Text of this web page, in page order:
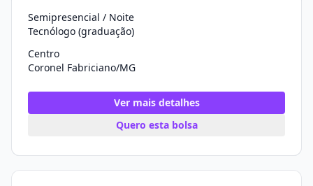
Semipresencial / Noite
Tecnólogo (graduação)
Centro
Coronel Fabriciano/MG
Ver mais detalhes
Quero esta bolsa